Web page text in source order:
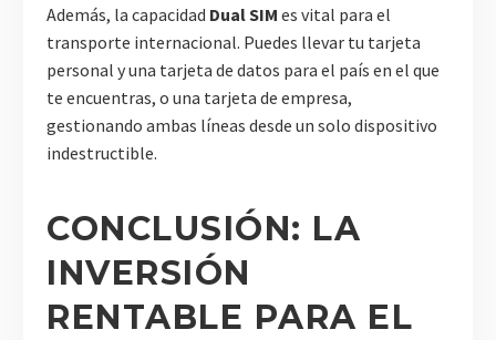
Además, la capacidad Dual SIM es vital para el
transporte internacional. Puedes llevar tu tarjeta
personal y una tarjeta de datos para el país en el que
te encuentras, o una tarjeta de empresa,
gestionando ambas líneas desde un solo dispositivo
indestructible.
CONCLUSIÓN: LA
INVERSIÓN
RENTABLE PARA EL